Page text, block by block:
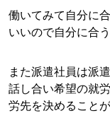
働いてみて自分に
いいので自分に合
また派遣社員は派
話し合い希望の就
労先を決めること